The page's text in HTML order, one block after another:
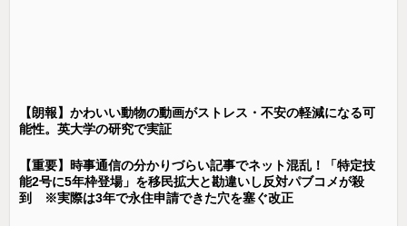
【朗報】かわいい動物の動画がストレス・不安の軽減になる可
能性。英大学の研究で実証
【重要】時事通信の分かりづらい記事でネット混乱！「特定技
能2号に5年枠登場」を移民拡大と勘違いし反対パブコメが殺
到 ※実際は3年で永住申請できた穴を塞ぐ改正